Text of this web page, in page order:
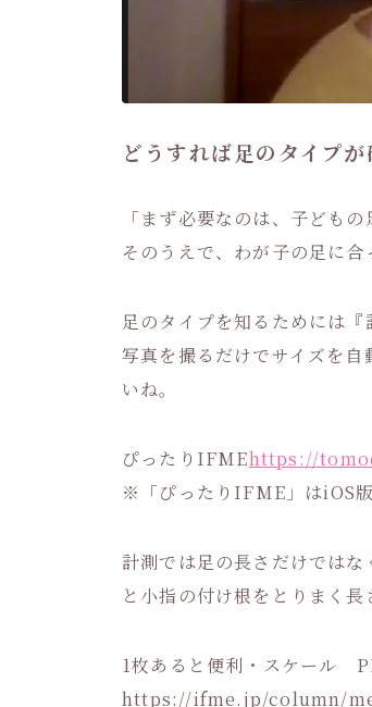
どうすれば足のタイプ
「まず必要なのは、子ども
そのうえで、わが子の足に合
足のタイプを知るためには『
写真を撮るだけでサイズを
いね。
ぴったりIFMEhttps://
※「ぴったりIFME」はiOS
計測では足の長さだけでは
と小指の付け根をとりまく長
1枚あると便利・スケール
https://ifme.jp/column/